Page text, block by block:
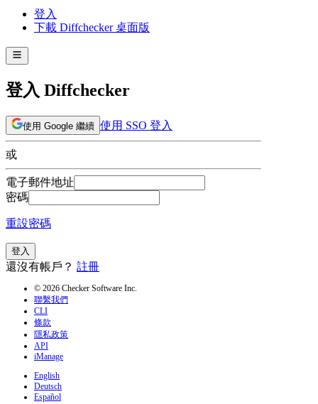
登入
下載 Diffchecker 桌面版
登入 Diffchecker
使用 Google 繼續 使用 SSO 登入
或
電子郵件地址
密碼
重設密碼
登入
還沒有帳戶？ 註冊
© 2026 Checker Software Inc.
聯繫我們
CLI
條款
隱私政策
API
iManage
English
Deutsch
Español